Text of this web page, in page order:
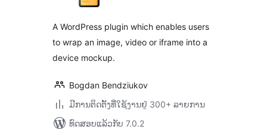
A WordPress plugin which enables users
to wrap an image, video or iframe into a
device mockup.
Bogdan Bendziukov
ມີການຕິດຕັ້ງທີ່ໃຊ້ງານຢູ່ 300+ ລາຍການ
ທົດສອບແລ້ວກັບ 7.0.2